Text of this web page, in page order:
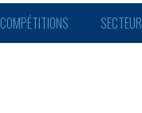
COMPÉTITIONS